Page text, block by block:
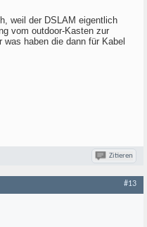
weil der DSLAM eigentlich
vom outdoor-Kasten zur
haben die dann für Kabel
Zitieren
#13